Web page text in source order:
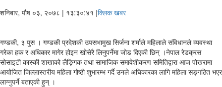
शनिबार, पौष ०३, २०७८ | १३:३०:४१ |क्लिक खबर
गण्डकी, ३ पुस । गण्डकी प्रदेशकी उपसभामुख सिर्जना शर्माले महिलाले संविधानले व्यवस्था
गरेका हक र अधिकार मागेर होइन खोसेरै लिनुपर्नेमा जोड दिएकी छिन् ।नेपाल रेडक्रस
सोसाइटी कास्की शाखाको लैङ्गिक तथा सामाजिक समावेशीकरण समितिद्वारा आज पोखरामा
आयोजित जिल्लास्तरीय महिला गोष्ठी शुभारम्भ गर्दै उनले अघिकारका लागि महिला सङ्गठित भएर
लाग्नुपर्ने बताएकी हुन् ।